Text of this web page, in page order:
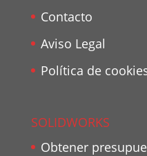
Contacto
Aviso Legal
Política de
SOLIDWORKS
Obtener